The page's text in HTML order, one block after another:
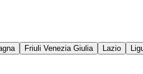
Friuli Venezia Giulia Lazio